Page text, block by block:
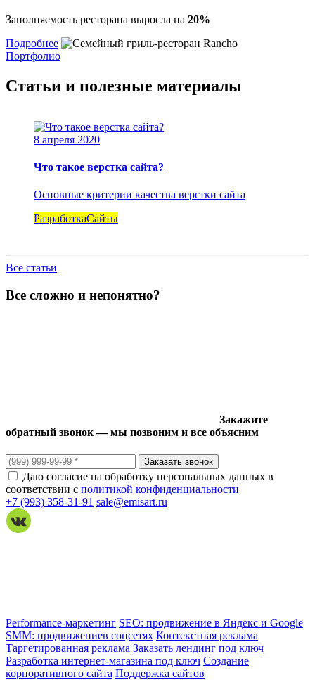
Запол­ня­е­мость ресто­ра­на вырос­ла на 20%
Подробнее
Портфолио
Статьи и полезные материалы
8 апреля 2020
Что такое верстка сайта?
Основ­ные кри­те­рии каче­ства верст­ки сайта
РазработкаСайты
Все статьи
Все сложно и непонятно?
Закажите
обратный звонок — мы позвоним и все объясним
Даю согласие на обработку персональных данных в
соответствии с политикой конфиденциальности
+7 (993) 358-31-91 sale@emisart.ru
Performance-маркетинг SEO: продвижение в Яндекс и Google
SMM: продвижениев соцсетях Контекстная реклама
Таргетированная реклама Заказать лендинг под ключ
Разработка интернет-магазина под ключ Создание
корпоративного сайта Поддержка сайтов